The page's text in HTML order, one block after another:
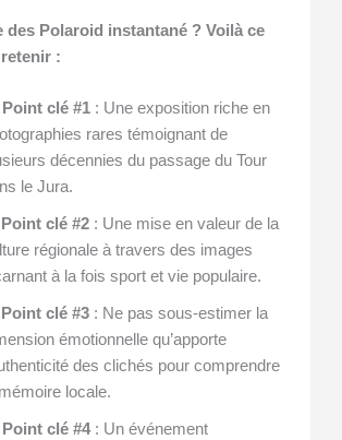
des Polaroid instantané ? Voilà ce
:
Point clé #1: Une exposition riche en
rares témoignant de
décennies du passage du Tour
le Jura.
Point clé #2: Une mise en valeur de la
régionale à travers des images
à la fois sport et vie populaire.
Point clé #3: Ne pas sous-estimer la
émotionnelle qu’apporte
des clichés pour comprendre
locale.
Point clé #4: Un événement